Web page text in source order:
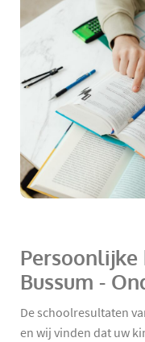
Bussum -
De schoolresultaten
en wij vinden dat uw